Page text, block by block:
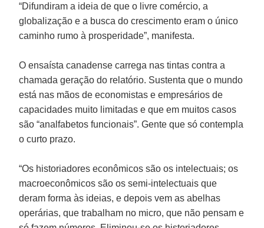
“Difundiram a ideia de que o livre comércio, a
globalização e a busca do crescimento eram o único
caminho rumo à prosperidade”, manifesta.
O ensaísta canadense carrega nas tintas contra a
chamada geração do relatório. Sustenta que o mundo
está nas mãos de economistas e empresários de
capacidades muito limitadas e que em muitos casos
são “analfabetos funcionais”. Gente que só contempla
o curto prazo.
“Os historiadores econômicos são os intelectuais; os
macroeconômicos são os semi-intelectuais que
deram forma às ideias, e depois vem as abelhas
operárias, que trabalham no micro, que não pensam e